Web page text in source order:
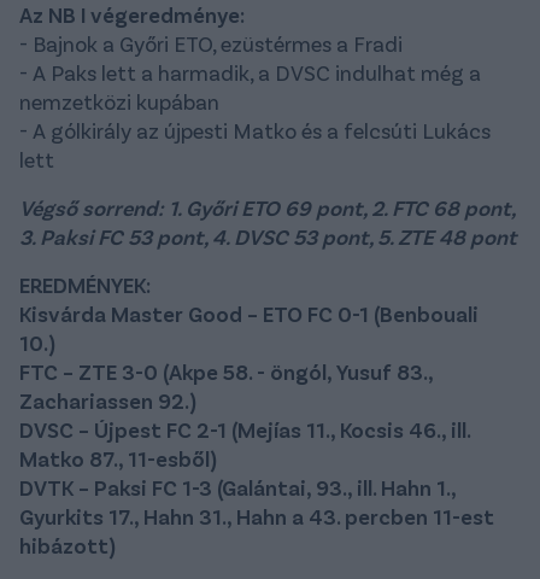
Az NB I végeredménye:
- Bajnok a Győri ETO, ezüstérmes a Fradi
- A Paks lett a harmadik, a DVSC indulhat még a
nemzetközi kupában
- A gólkirály az újpesti Matko és a felcsúti Lukács
lett
Végső sorrend: 1. Győri ETO 69 pont, 2. FTC 68 pont,
3. Paksi FC 53 pont, 4. DVSC 53 pont, 5. ZTE 48 pont
EREDMÉNYEK:
Kisvárda Master Good – ETO FC 0-1 (Benbouali
10.)
FTC – ZTE 3-0 (Akpe 58. - öngól, Yusuf 83.,
Zachariassen 92.)
DVSC – Újpest FC 2-1 (Mejías 11., Kocsis 46., ill.
Matko 87., 11-esből)
DVTK – Paksi FC 1-3 (Galántai, 93., ill. Hahn 1.,
Gyurkits 17., Hahn 31., Hahn a 43. percben 11-est
hibázott)